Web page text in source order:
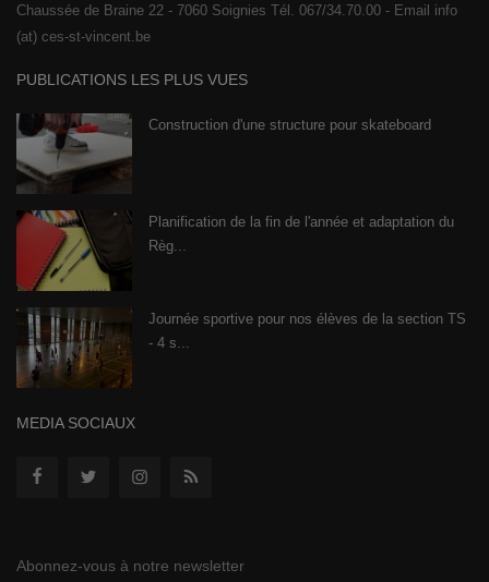
Chaussée de Braine 22 - 7060 Soignies Tél. 067/34.70.00 - Email info
(at) ces-st-vincent.be
PUBLICATIONS LES PLUS VUES
Construction d'une structure pour skateboard
Planification de la fin de l'année et adaptation du
Règ...
Journée sportive pour nos élèves de la section TS
- 4 s...
MEDIA SOCIAUX
Abonnez-vous à notre newsletter